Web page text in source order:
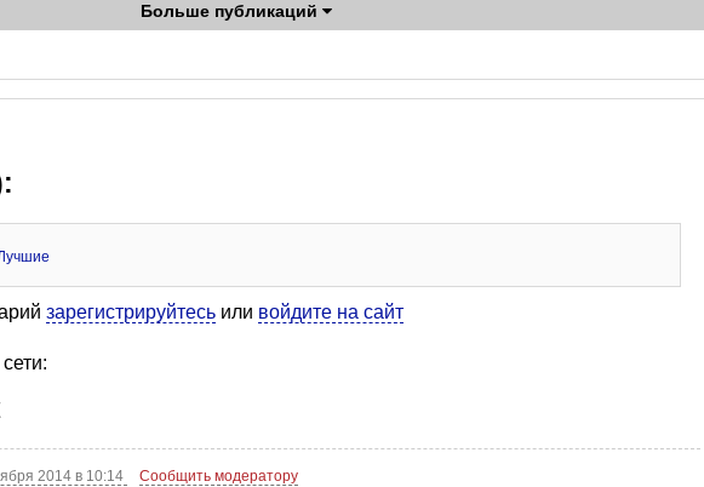
Больше публикаций
зарегистрируйтесь или войдите на сайт
2014 в 10:14 Сообщить модератору